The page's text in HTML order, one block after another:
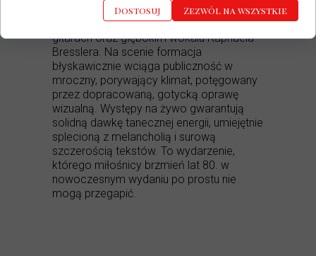
opiera swoje chwytliwe kompozycje na
potężnych liniach basu, przestrzennych
gitarach oraz głębokim wokalu Raphaëla
Bresslera. Na scenie formacja
błyskawicznie wciąga publiczność w
mroczny, porywający klimat, potęgowany
przez dopracowaną, gotycką oprawę
wizualną. Występy na żywo gwarantują
solidną dawkę tanecznej energii, umiejętnie
splecioną z melancholią i surową
szczerością tekstów. To wydarzenie,
którego miłośnicy brzmień lat 80. w
nowoczesnym wydaniu po prostu nie
mogą przegapić.
Dostosuj Zezwól na wszystkie